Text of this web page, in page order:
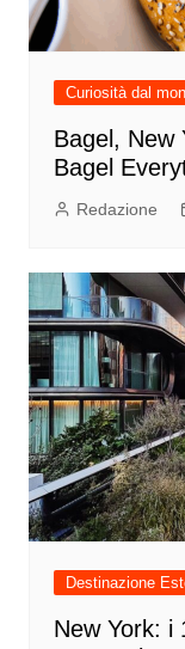
Curiosità dal
Bagel, New
Bagel
Redazione
Destinazione
New York: i